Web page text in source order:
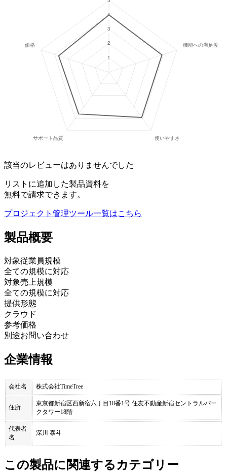
該当のレビューはありませんでした
リストに追加した製品資料を
無料で請求できます。
プロジェクト管理ツール一覧はこちら
製品概要
対象従業員規模
全ての規模に対応
対象売上規模
全ての規模に対応
提供形態
クラウド
参考価格
別途お問い合わせ
企業情報
会社名 株式会社TimeTree
住所
東京都新宿区西新宿六丁目18番1号 住友不動産新宿セントラルパー
クタワー18階
代表者
名
深川 泰斗
この製品に関連するカテゴリー